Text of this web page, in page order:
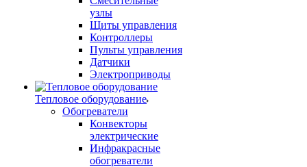
узлы
Щиты управления
Контроллеры
Пульты управления
Датчики
Электроприводы
Тепловое оборудование
Обогреватели
Конвекторы
электрические
Инфракрасные
обогреватели